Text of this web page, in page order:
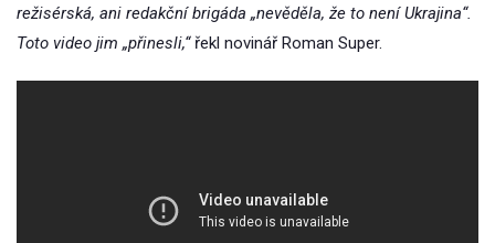
režisérská, ani redakční brigáda „nevěděla, že to není Ukrajina“.
Toto video jim „přinesli,“řekl novinář Roman Super.